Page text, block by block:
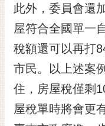
RSS
訂
閱
電
子
報
市
民
此外，委員會還
屋符合全國單一
稅額還可以再打
市民。以上述案
住，房屋稅僅剩
屋稅單時將會更